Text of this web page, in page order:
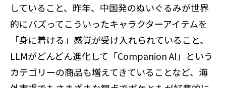
していること、昨年、中国発のぬいぐるみが世界
的にバズってこういったキャラクターアイテムを
「身に着ける」感覚が受け入れられていること、
LLMがどんどん進化して「Companion AI」という
カテゴリーの商品も増えてきていることなど、海